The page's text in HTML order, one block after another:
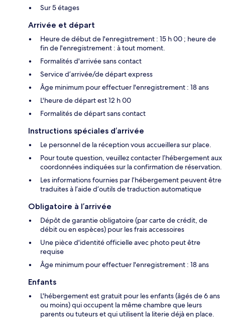
Sur 5 étages
Arrivée et départ
Heure de début de l'enregistrement : 15 h 00 ; heure de
fin de l'enregistrement : à tout moment.
Formalités d'arrivée sans contact
Service d’arrivée/de départ express
Âge minimum pour effectuer l'enregistrement : 18 ans
L'heure de départ est 12 h 00
Formalités de départ sans contact
Instructions spéciales d’arrivée
Le personnel de la réception vous accueillera sur place.
Pour toute question, veuillez contacter l’hébergement aux
coordonnées indiquées sur la confirmation de réservation.
Les informations fournies par l’hébergement peuvent être
traduites à l’aide d’outils de traduction automatique
Obligatoire à l’arrivée
Dépôt de garantie obligatoire (par carte de crédit, de
débit ou en espèces) pour les frais accessoires
Une pièce d'identité officielle avec photo peut être
requise
Âge minimum pour effectuer l'enregistrement : 18 ans
Enfants
L'hébergement est gratuit pour les enfants (âgés de 6 ans
ou moins) qui occupent la même chambre que leurs
parents ou tuteurs et qui utilisent la literie déjà en place.